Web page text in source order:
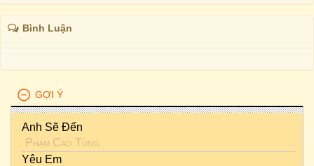
Bình Luận
GỢI Ý
Anh Sẽ Đến
Phạm Cao Tùng
Yêu Em